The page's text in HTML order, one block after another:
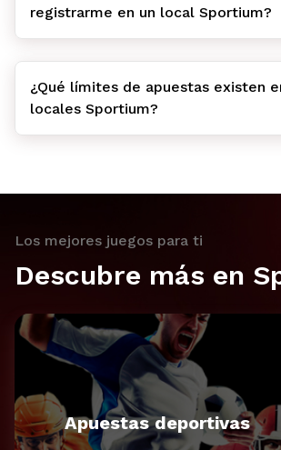
registrarme en un local Sportium?
¿Qué límites de apuestas existen
locales Sportium?
Los mejores juegos para ti
Descubre más en
Apuestas deportivas